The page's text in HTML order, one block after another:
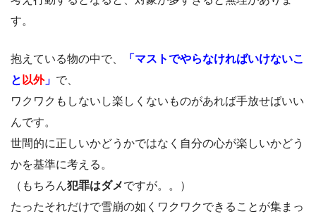
す。
抱えている物の中で、
「マストでやらなければいけないこ
と以外」 で、
ワクワクもしないし楽しくないものがあれば手放せばいい
んです。
世間的に正しいかどうかではなく自分の心が楽しいかどう
かを基準に考える。
（もちろん犯罪はダメですが。。）
たったそれだけで雪崩の如くワクワクできることが集まっ